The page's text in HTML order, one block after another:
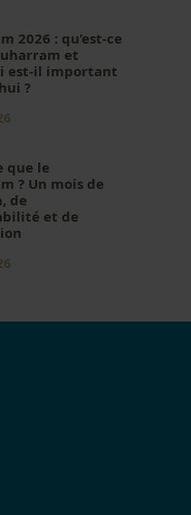
2026 : qu’est-ce
et
est-il important
?
que le
? Un mois de
de
et de